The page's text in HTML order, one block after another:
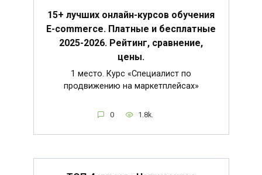
15+ лучших онлайн-курсов обучения
E-commerce. Платные и бесплатные
2025-2026. Рейтинг, сравнение,
цены.
1 место. Курс «Специалист по
продвижению на маркетплейсах»
0 1.8k.